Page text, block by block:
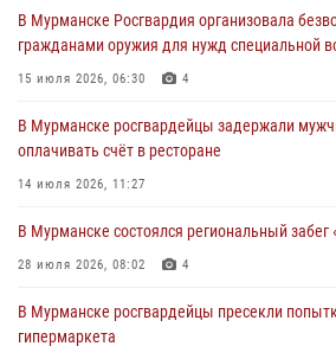
Сотрудники вневедомственной охраны
хулиганские действия дебошира на
города Кандалакши
Сотрудники Росгвардии провели инструктаж
антитеррористической защищенности для
31 июля 2026, 08:48 3
ресторане
30 июля 2026, 14:09
В Мурманске Росгвардия организовала
гражданами оружия для нужд специальной
15 июля 2026, 06:30 4
В Мурманске росгвардейцы задержали
оплачивать счёт в ресторане
14 июля 2026, 11:27
В Мурманске состоялся региональный
28 июля 2026, 08:02 4
В Мурманске росгвардейцы пресекли
гипермаркета